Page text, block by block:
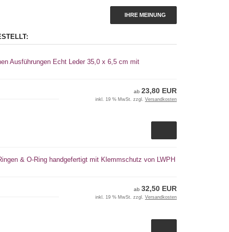
IHRE MEINUNG
Ausführungen Echt Leder 35,0 x 6,5 cm mit
ab 23,80 EUR
inkl. 19 % MwSt. zzgl. Versandkosten
& O-Ring handgefertigt mit Klemmschutz von LWPH
ab 32,50 EUR
inkl. 19 % MwSt. zzgl. Versandkosten